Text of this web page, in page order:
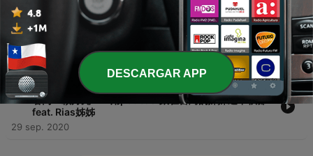
20 oct. 2020
18 - EP 14 改寫人生的志工旅行- Voluntourism； 志工？義
工？社工？傻傻分不清楚| 上集 feat. Ruyi
15 oct. 2020
17 - EP 13 中秋節特輯：雖然我們在不同的經緯度但我們看
著同一顆月亮——用podcast跟在台灣的妹妹過中秋節
feat. Rias姊姊
29 sep. 2020
DESCARGAR APP